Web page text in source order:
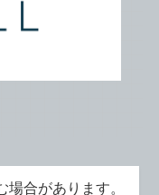
合があります。